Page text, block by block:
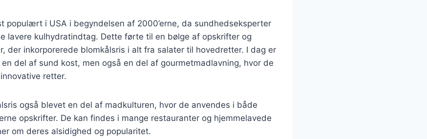
populært i USA i begyndelsen af 2000’erne, da sundhedseksperter
lavere kulhydratindtag. Dette førte til en bølge af opskrifter og
der inkorporerede blomkålsris i alt fra salater til hovedretter. I dag er
del af sund kost, men også en del af gourmetmadlavning, hvor de
retter.
også blevet en del af madkulturen, hvor de anvendes i både
opskrifter. De kan findes i mange restauranter og hjemmelavede
om deres alsidighed og popularitet.